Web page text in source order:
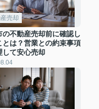
売却
の不動産売却前に確認し
とは？営業との約束事項
して安心売却